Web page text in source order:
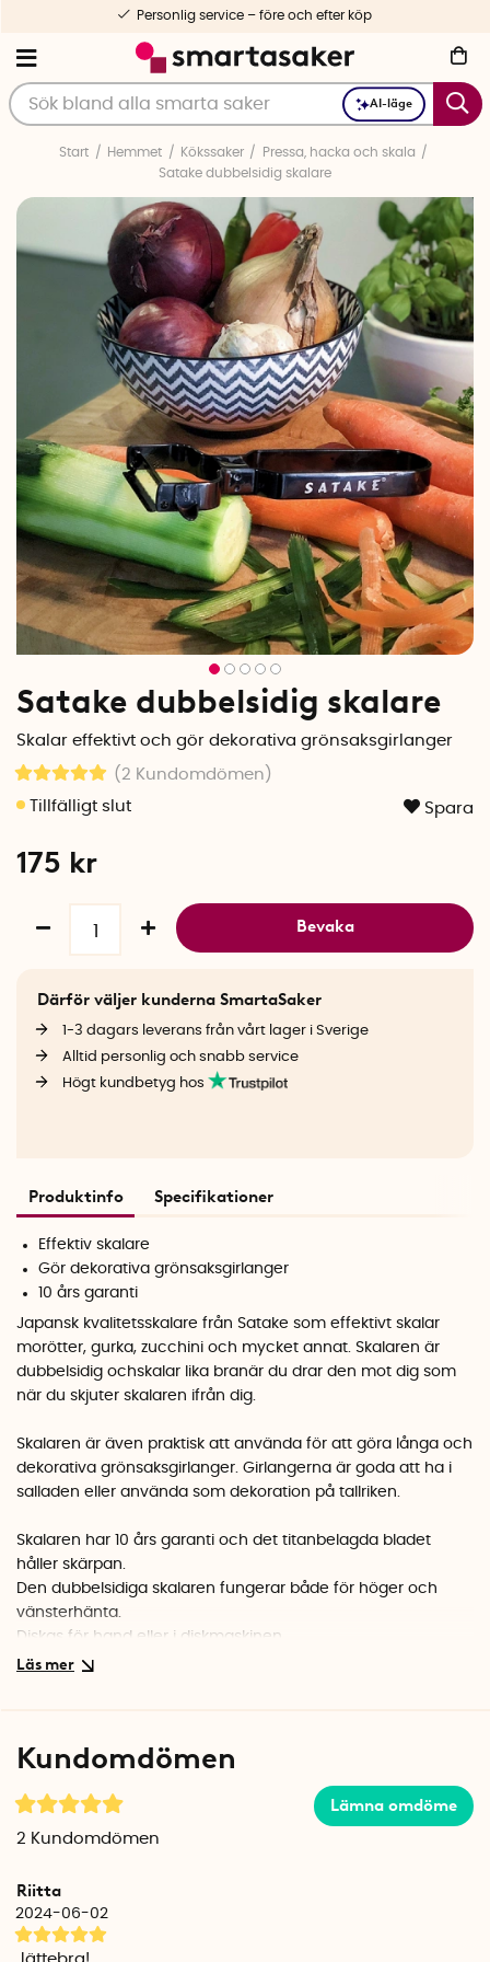
AI-läge
Personlig service – före och efter köp
Start Hemmet Kökssaker
Pressa, hacka och skala
Satake dubbelsidig skalare
Satake dubbelsidig skalare
Skalar effektivt och gör dekorativa grönsaksgirlanger
(2 Kundomdömen )
Spara
175 kr
Bevaka
Därför väljer kunderna SmartaSaker
1-3 dagars leverans från vårt lager i Sverige
Alltid personlig och snabb service
Högt kundbetyg hos
Produktinfo Specifikationer
Effektiv skalare
Gör dekorativa grönsaksgirlanger
10 års garanti
Japansk kvalitetsskalare från Satake som effektivt skalar
morötter, gurka, zucchini och mycket annat. Skalaren är
dubbelsidig ochskalar lika branär du drar den mot dig som
när du skjuter skalaren ifrån dig.
Skalaren är även praktisk att använda för att göra långa och
dekorativa grönsaksgirlanger. Girlangerna är goda att ha i
salladen eller använda som dekoration på tallriken.
Skalaren har 10 års garanti och det titanbelagda bladet
håller skärpan.
Den dubbelsidiga skalaren fungerar både för höger och
vänsterhänta.
Diskas för hand eller i diskmaskinen.
Kundomdömen
Lämna omdöme
2 Kundomdömen
Riitta
2024-06-02
Jättebra!